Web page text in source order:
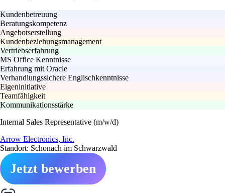
Kundenbetreuung
Beratungskompetenz
Angebotserstellung
Kundenbeziehungsmanagement
Vertriebserfahrung
MS Office Kenntnisse
Erfahrung mit Oracle
Verhandlungssichere Englischkenntnisse
Eigeninitiative
Teamfähigkeit
Kommunikationsstärke
Internal Sales Representative (m/w/d)
Arrow Electronics, Inc.
Standort: Schonach im Schwarzwald
Jetzt bewerben